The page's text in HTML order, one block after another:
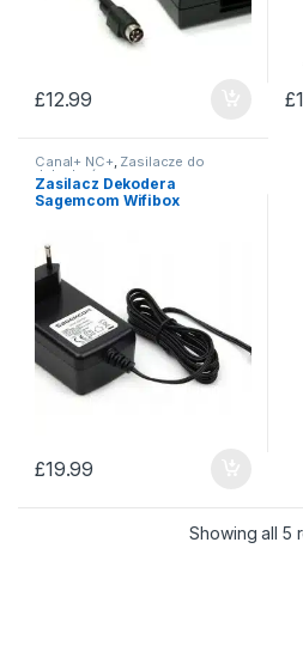
£12.99 £
Canal+ NC+, Zasilacze do
dekoderów
Zasilacz Dekodera
Sagemcom Wifibox
£19.99
Showing all 5